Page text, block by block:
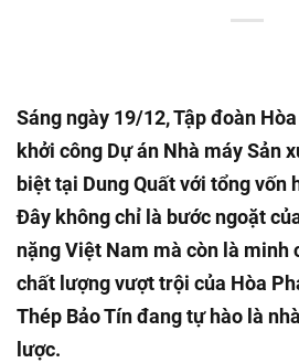
Sáng ngày 19/12, Tập đoàn
khởi công Dự án Nhà máy Sản
biệt tại Dung Quất với tổng vốn
Đây không chỉ là bước ngoặt
nặng Việt Nam mà còn là minh
chất lượng vượt trội của Hòa
Thép Bảo Tín đang tự hào là
lược.